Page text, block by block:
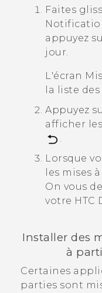
Faites
appuyez
jour.
L'écran
la liste
Appuyez
afficher
.
Lorsque
les mises
On vous
votre HTC
Installer des
à
Certaines
parties sont